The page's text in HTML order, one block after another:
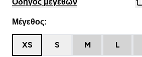
Οδηγός μεγεθών
Μέγεθος:
XS S M L